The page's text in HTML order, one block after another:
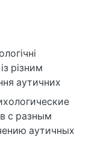
різним
аутичних
с разным